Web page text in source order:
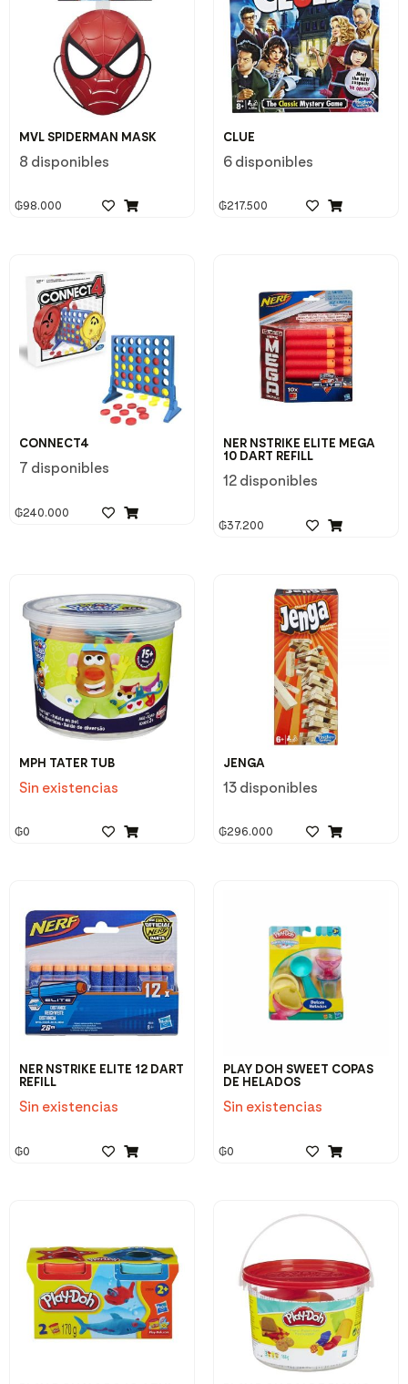
MVL SPIDERMAN MASK
8 disponibles
₲98.000
CLUE
6 disponibles
₲217.500
CONNECT4
7 disponibles
₲240.000
NER NSTRIKE ELITE MEGA
10 DART REFILL
12 disponibles
₲37.200
MPH TATER TUB
Sin existencias
₲0
JENGA
13 disponibles
₲296.000
NER NSTRIKE ELITE 12 DART
REFILL
Sin existencias
₲0
PLAY DOH SWEET COPAS
DE HELADOS
Sin existencias
₲0